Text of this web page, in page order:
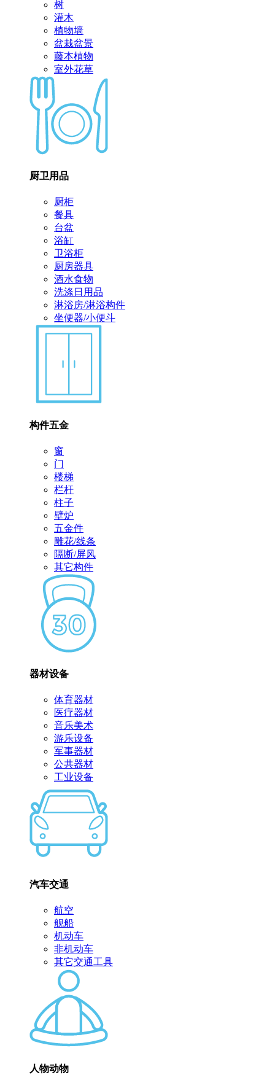
树
灌木
植物墙
盆栽盆景
藤本植物
室外花草
厨卫用品
厨柜
餐具
台盆
浴缸
卫浴柜
厨房器具
酒水食物
洗涤日用品
淋浴房/淋浴构件
坐便器/小便斗
构件五金
窗
门
楼梯
栏杆
柱子
壁炉
五金件
雕花/线条
隔断/屏风
其它构件
器材设备
体育器材
医疗器材
音乐美术
游乐设备
军事器材
公共器材
工业设备
汽车交通
航空
舰船
机动车
非机动车
其它交通工具
人物动物